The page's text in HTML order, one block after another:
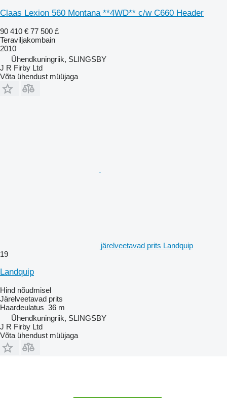
Claas Lexion 560 Montana **4WD** c/w C660 Header
90 410 € 77 500 £
Teraviljakombain
2010
Ühendkuningriik, SLINGSBY
J R Firby Ltd
Võta ühendust müüjaga
järelveetavad prits Landquip
19
Landquip
Hind nõudmisel
Järelveetavad prits
Haardeulatus 36 m
Ühendkuningriik, SLINGSBY
J R Firby Ltd
Võta ühendust müüjaga